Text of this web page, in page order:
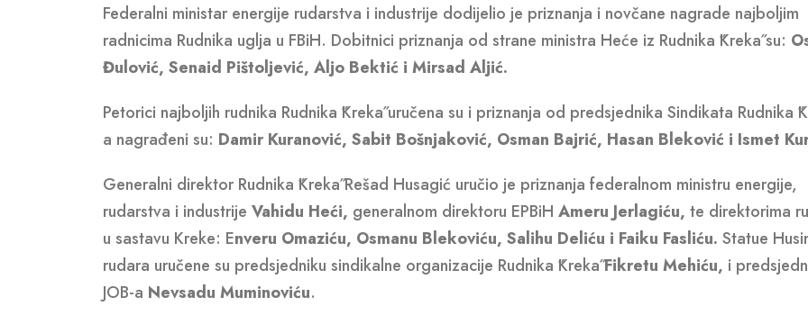
Federalni ministar energije rudarstva i industrije dodijelio je priznanja i novčane nagrade najboljim
radnicima Rudnika uglja u FBiH. Dobitnici priznanja od strane ministra Heće iz Rudnika ˝Kreka˝ su:
Đulović, Senaid Pištoljević, Aljo Bektić i Mirsad Aljić.
Petorici najboljih rudnika Rudnika ˝Kreka˝ uručena su i priznanja od predsjednika Sindikata Rudnika
a nagrađeni su: Damir Kuranović, Sabit Bošnjaković, Osman Bajrić, Hasan Bleković i Ismet
Generalni direktor Rudnika ˝Kreka˝ Rešad Husagić uručio je priznanja federalnom ministru energije,
rudarstva i industrije Vahidu Heći, generalnom direktoru EPBiH Ameru Jerlagiću, te direktorima
u sastavu Kreke: Enveru Omaziću, Osmanu Blekoviću, Salihu Deliću i Faiku Fasliću. Statue
rudara uručene su predsjedniku sindikalne organizacije Rudnika ˝Kreka˝Fikretu Mehiću, i
JOB-a Nevsadu Muminoviću.